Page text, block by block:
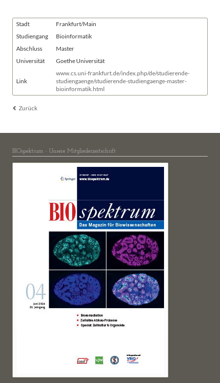
Stadt
Frankfurt/Main
Studiengang
Bioinformatik
Abschluss
Master
Universität
Goethe Universität
Link
www.cs.uni-frankfurt.de/index.php/de/studierende-
studiengaenge/studierende-studiengaenge-master-
bioinformatik.html
Zurück
BIOspektrum - Unsere Mitgliederzeitschrift